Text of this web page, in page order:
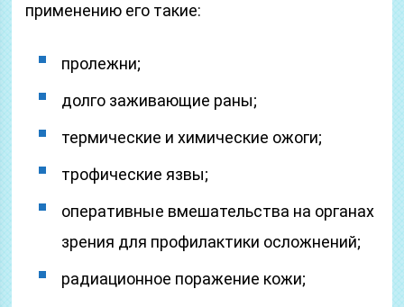
применению его такие:
пролежни;
долго заживающие раны;
термические и химические ожоги;
трофические язвы;
оперативные вмешательства на органах
зрения для профилактики осложнений;
радиационное поражение кожи;